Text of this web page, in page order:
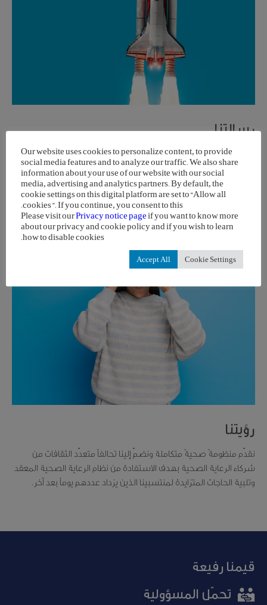
رسالتنا
نحن نضمن تقديم الدعم الكامل لشركائنا وعملائنا من خلال الوسائل
التكنولوجية المتقدّمة من أجل حصولهم على أفضل خدمات الرعاية
الصحية في الوقت المناسب وأينما كانوا حول العالم.
رؤيتنا
نقدّم منظومةً صحيةً متكاملة ونضمّ إلينا تحالفاً متعدّد الثقافات من
شركاء الرعاية الصحية بهدف الاستفادة من نظام الرعاية الصحية المعقد
وتلبية الحاجات المتزايدة لمنتسبينا الذين يزداد عددهم يوماً بعد آخر.
قيمنا رفيعة
تحمّل المسؤولية
Our website uses cookies to personalize content, to provide
social media features and to analyze our traffic. We also share
information about your use of our website with our social
media, advertising and analytics partners. By default, the
cookie settings on this digital platform are set to “Allow all
cookies”. If you continue, you consent to this.
Please visit ourPrivacy notice pageif you want to know more
about our privacy and cookie policy and if you wish to learn
how to disable cookies.
Cookie Settings
Accept All